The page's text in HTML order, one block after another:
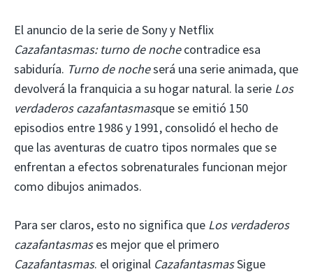
El anuncio de la serie de Sony y Netflix
Cazafantasmas: turno de nochecontradice esa
sabiduría. Turno de nocheserá una serie animada, que
devolverá la franquicia a su hogar natural. la serie Los
verdaderos cazafantasmasque se emitió 150
episodios entre 1986 y 1991, consolidó el hecho de
que las aventuras de cuatro tipos normales que se
enfrentan a efectos sobrenaturales funcionan mejor
como dibujos animados.
Para ser claros, esto no significa que Los verdaderos
cazafantasmases mejor que el primero
Cazafantasmas. el original CazafantasmasSigue